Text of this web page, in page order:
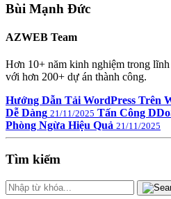
Bùi Mạnh Đức
AZWEB Team
Hơn 10+ năm kinh nghiệm trong
với hơn 200+ dự án thành công.
Hướng Dẫn Tải WordPress Trên
Dễ Dàng 21/11/2025 Tấn Công
Phòng Ngừa Hiệu Quả 21/11/2025
Tìm kiếm